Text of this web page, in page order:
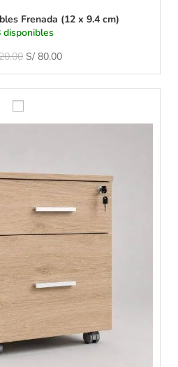
1
2
x
9
m
)
Frenada (12 x 9.4 cm)
disponibles
S/ 80.00
e
r
M
ó
v
n
(
O
u